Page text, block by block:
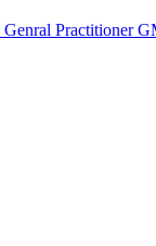
Practitioner